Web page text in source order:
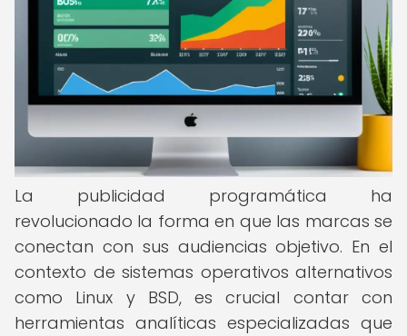
La publicidad programática ha
revolucionado la forma en que las marcas se
conectan con sus audiencias objetivo. En el
contexto de sistemas operativos alternativos
como Linux y BSD, es crucial contar con
herramientas analíticas especializadas que